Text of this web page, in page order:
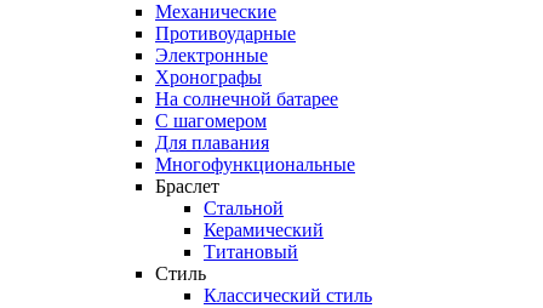
Механические
Противоударные
Электронные
Хронографы
На солнечной батарее
С шагомером
Для плавания
Многофункциональные
Браслет
Стальной
Керамический
Титановый
Стиль
Классический стиль